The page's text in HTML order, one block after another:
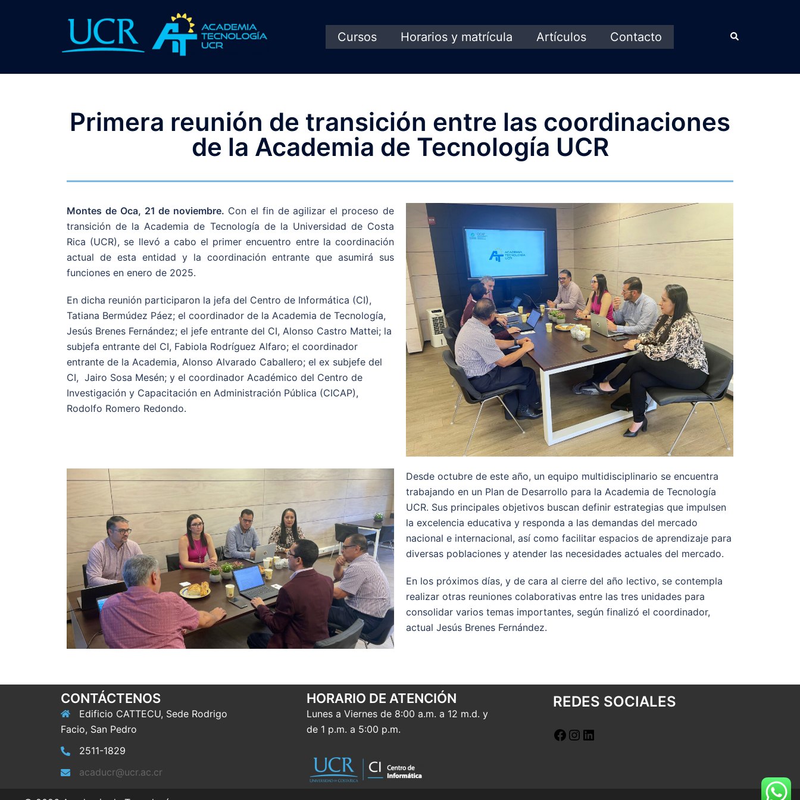
Cursos Horarios y matrícula Artículos Contacto
Primera reunión de transición entre las coordinaciones
de la Academia de Tecnología UCR
Montes de Oca, 21 de noviembre. Con el fin de agilizar el proceso de
transición de la Academia de Tecnología de la Universidad de Costa
Rica (UCR), se llevó a cabo el primer encuentro entre la coordinación
actual de esta entidad y la coordinación entrante que asumirá sus
funciones en enero de 2025.
En dicha reunión participaron la jefa del Centro de Informática (CI),
Tatiana Bermúdez Páez; el coordinador de la Academia de Tecnología,
Jesús Brenes Fernández; el jefe entrante del CI, Alonso Castro Mattei; la
subjefa entrante del CI, Fabiola Rodríguez Alfaro; el coordinador
entrante de la Academia, Alonso Alvarado Caballero; el ex subjefe del
CI, Jairo Sosa Mesén; y el coordinador Académico del Centro de
Investigación y Capacitación en Administración Pública (CICAP),
Rodolfo Romero Redondo.
Desde octubre de este año, un equipo multidisciplinario se encuentra
trabajando en un Plan de Desarrollo para la Academia de Tecnología
UCR. Sus principales objetivos buscan definir estrategias que impulsen
la excelencia educativa y responda a las demandas del mercado
nacional e internacional, así como facilitar espacios de aprendizaje para
diversas poblaciones y atender las necesidades actuales del mercado.
En los próximos días, y de cara al cierre del año lectivo, se contempla
realizar otras reuniones colaborativas entre las tres unidades para
consolidar varios temas importantes, según finalizó el coordinador,
actual Jesús Brenes Fernández.
CONTÁCTENOS
Edificio CATTECU, Sede Rodrigo
Facio, San Pedro
2511-1829
acaducr@ucr.ac.cr
HORARIO DE ATENCIÓN
Lunes a Viernes de 8:00 a.m. a 12 m.d. y
de 1 p.m. a 5:00 p.m.
REDES SOCIALES